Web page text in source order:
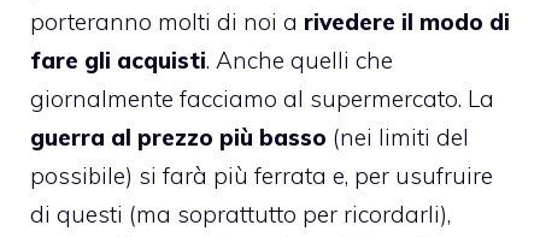
porteranno molti di noi a rivedere il modo di
fare gli acquisti. Anche quelli che
giornalmente facciamo al supermercato. La
guerra al prezzo più basso (nei limiti del
possibile) si farà più ferrata e, per usufruire
di questi (ma soprattutto per ricordarli),